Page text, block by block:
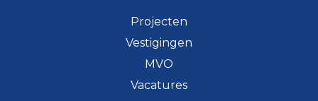
Projecten
Vestigingen
MVO
Vacatures